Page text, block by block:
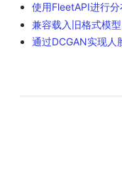
使用FleetAPI进行
兼容载入旧格式模型
通过DCGAN实现人